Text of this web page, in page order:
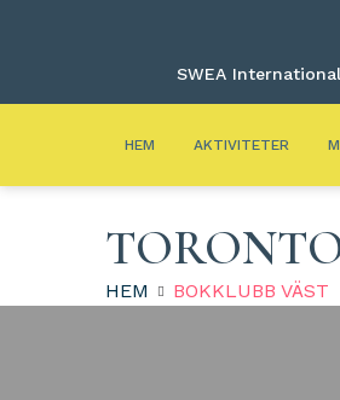
SWEA International
HEM AKTIVITETER
HEM BOKKLUBB VÄST